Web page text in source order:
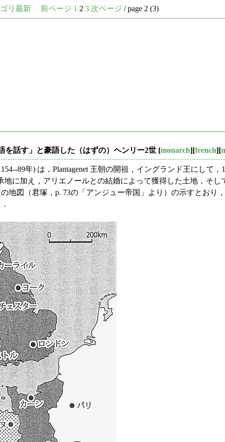
リ最新 前ページ 1 2 3 次ページ / page 2 (3)
を話す」と豪語した（はずの）ヘンリー2世 [monarch][french][
89年) は，Plantagenet 王朝の開祖，イングランド王にして
地に加え，アリエノールとの結婚によって獲得した土地，そ
地図（君塚，p. 73の「アンジュー帝国」より）の示すとお